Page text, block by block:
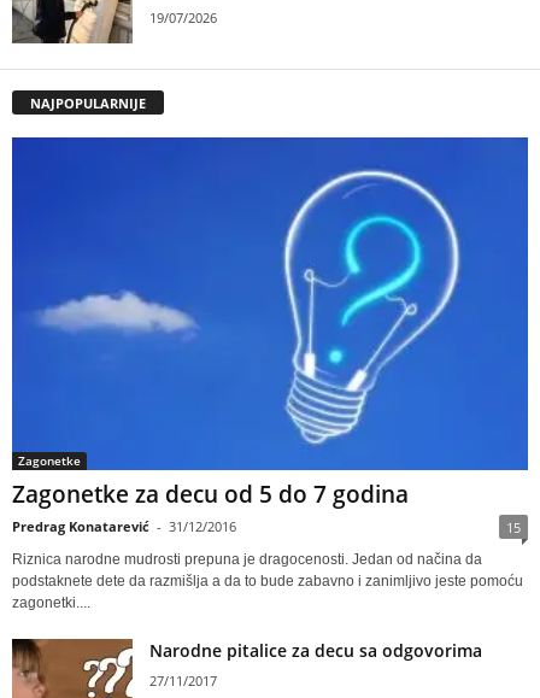
19/07/2026
NAJPOPULARNIJE
Zagonetke
Zagonetke za decu od 5 do 7 godina
Predrag Konatarević - 31/12/2016 15
Riznica narodne mudrosti prepuna je dragocenosti. Jedan od načina da
podstaknete dete da razmišlja a da to bude zabavno i zanimljivo jeste pomoću
zagonetki....
Narodne pitalice za decu sa odgovorima
27/11/2017